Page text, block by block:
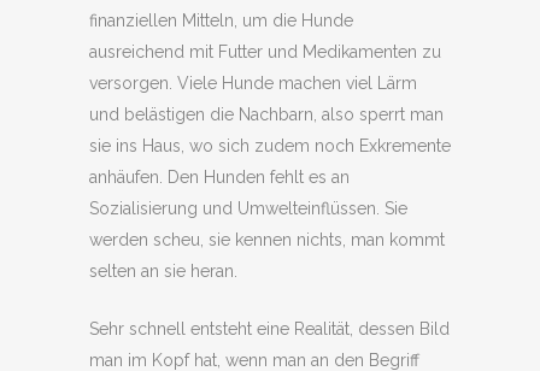
finanziellen Mitteln, um die Hunde
ausreichend mit Futter und Medikamenten zu
versorgen. Viele Hunde machen viel Lärm
und belästigen die Nachbarn, also sperrt man
sie ins Haus, wo sich zudem noch Exkremente
anhäufen. Den Hunden fehlt es an
Sozialisierung und Umwelteinflüssen. Sie
werden scheu, sie kennen nichts, man kommt
selten an sie heran.
Sehr schnell entsteht eine Realität, dessen Bild
man im Kopf hat, wenn man an den Begriff